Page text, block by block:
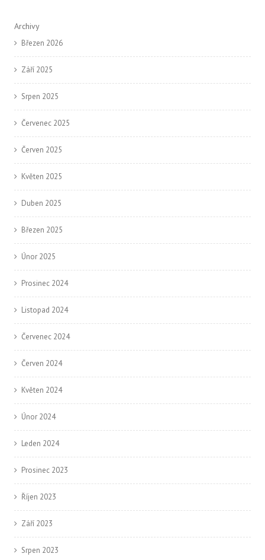
Archivy
Březen 2026
Září 2025
Srpen 2025
Červenec 2025
Červen 2025
Květen 2025
Duben 2025
Březen 2025
Únor 2025
Prosinec 2024
Listopad 2024
Červenec 2024
Červen 2024
Květen 2024
Únor 2024
Leden 2024
Prosinec 2023
Říjen 2023
Září 2023
Srpen 2023